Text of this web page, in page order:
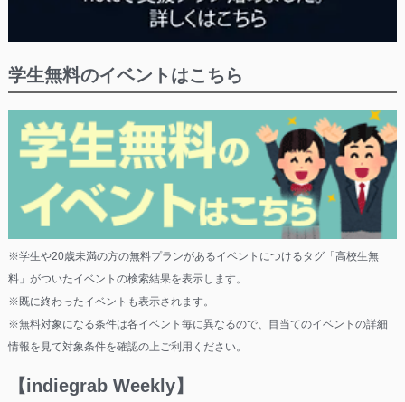
学生無料のイベントはこちら
※学生や20歳未満の方の無料プランがあるイベントにつけるタグ「高校生無
料」がついたイベントの検索結果を表示します。
※既に終わったイベントも表示されます。
※無料対象になる条件は各イベント毎に異なるので、目当てのイベントの詳細
情報を見て対象条件を確認の上ご利用ください。
【indiegrab Weekly】